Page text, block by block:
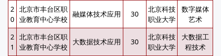
2
0
北京市丰台区职
业教育中心学校
融媒体技术应用 30
北京科技
职业大学
数字媒体
艺术
2
1
北京市丰台区职
业教育中心学校
大数据技术应用 30
北京科技
职业大学
大数据工
程技术